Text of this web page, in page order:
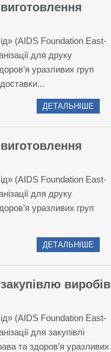
(AIDS Foundation East-
для друку
уразливих груп
ДЕТАЛЬНІШЕ
(AIDS Foundation East-
для друку
уразливих груп
ДЕТАЛЬНІШЕ
виробів
(AIDS Foundation East-
для закупівлі
та здоров’я уразливих